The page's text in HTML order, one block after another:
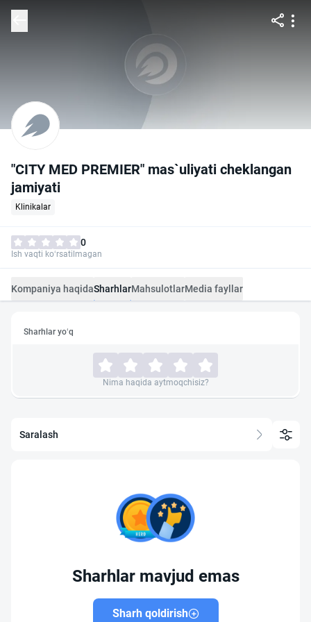
"CITY MED PREMIER" mas`uliyati cheklangan
jamiyati
Klinikalar
0
Ish vaqti ko‘rsatilmagan
Kompaniya haqidaSharhlarMahsulotlarMedia fayllar
Sharhlar yo‘q
Nima haqida aytmoqchisiz?
Saralash
Sharhlar mavjud emas
Sharh qoldirish